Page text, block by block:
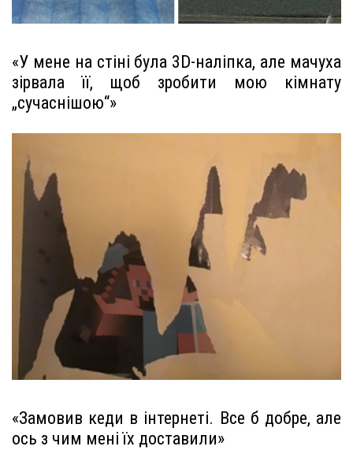
«У мене на стіні була 3D-наліпка, але мачуха
зірвала її, щоб зробити мою кімнату
„сучаснішою“»
«Замовив кеди в інтернеті. Все б добре, але
ось з чим мені їх доставили»